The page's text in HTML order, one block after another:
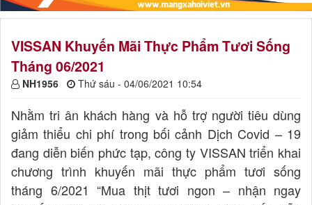
VISSAN Khuyến Mãi Thực Phẩm Tươi Sống
Tháng 06/2021
NH1956 Thứ sáu - 04/06/2021 10:54
Nhằm tri ân khách hàng và hỗ trợ người tiêu dùng
giảm thiểu chi phí trong bối cảnh Dịch Covid – 19
đang diễn biến phức tạp, công ty VISSAN triển khai
chương trình khuyến mãi thực phẩm tươi sống
tháng 6/2021 “Mua thịt tươi ngon – nhận ngay